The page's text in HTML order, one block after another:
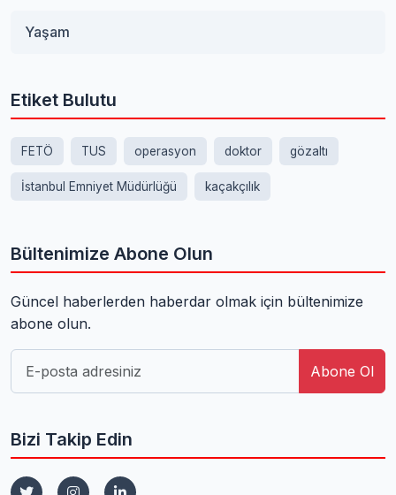
Yaşam
Etiket Bulutu
FETÖ TUS operasyon doktor gözaltı
İstanbul Emniyet Müdürlüğü kaçakçılık
Bültenimize Abone Olun
Güncel haberlerden haberdar olmak için bültenimize
abone olun.
Abone Ol
Bizi Takip Edin